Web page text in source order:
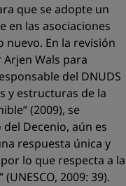
que se adopte un
en las asociaciones
nuevo. En la revisión
Wals para
del DNUDS
y estructuras de la
(2009), se
Decenio, aún es
respuesta única y
lo que respecta a la
2009: 39).